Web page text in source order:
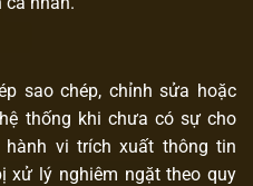
sao chép, chỉnh sửa hoặc
thống khi chưa có sự cho
vi trích xuất thông tin
xử lý nghiêm ngặt theo quy